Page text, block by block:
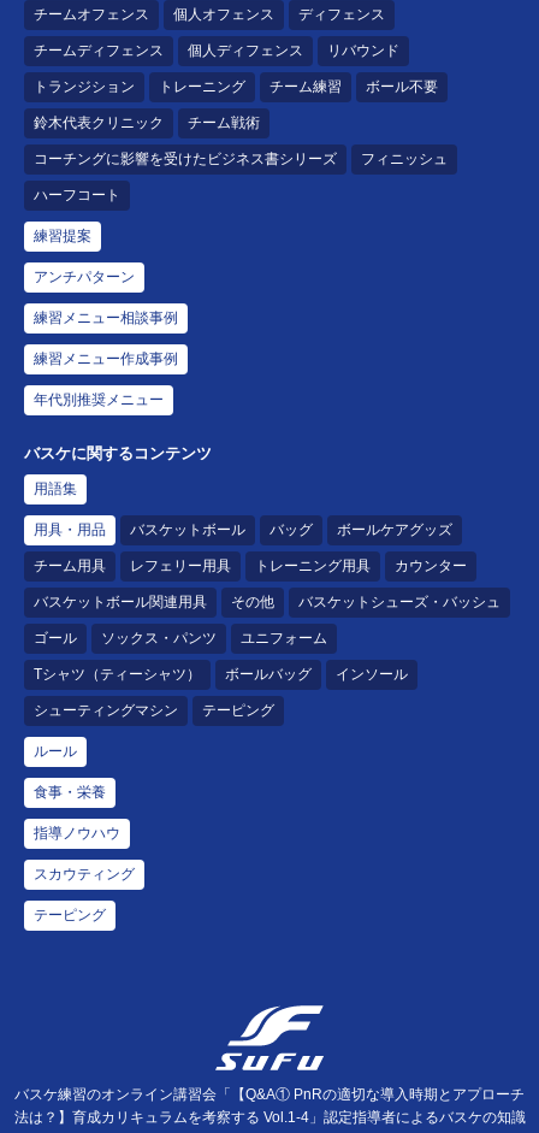
チームオフェンス 個人オフェンス ディフェンス
チームディフェンス 個人ディフェンス リバウンド
トランジション トレーニング チーム練習 ボール不要
鈴木代表クリニック チーム戦術
コーチングに影響を受けたビジネス書シリーズ フィニッシュ
ハーフコート
練習提案
アンチパターン
練習メニュー相談事例
練習メニュー作成事例
年代別推奨メニュー
バスケに関するコンテンツ
用語集
用具・用品 バスケットボール バッグ ボールケアグッズ
チーム用具 レフェリー用具 トレーニング用具 カウンター
バスケットボール関連用具 その他 バスケットシューズ・バッシュ
ゴール ソックス・パンツ ユニフォーム
Tシャツ（ティーシャツ） ボールバッグ インソール
シューティングマシン テーピング
ルール
食事・栄養
指導ノウハウ
スカウティング
テーピング
バスケ練習のオンライン講習会「【Q&A① PnRの適切な導入時期とアプローチ
法は？】育成カリキュラムを考察する Vol.1-4」認定指導者によるバスケの知識